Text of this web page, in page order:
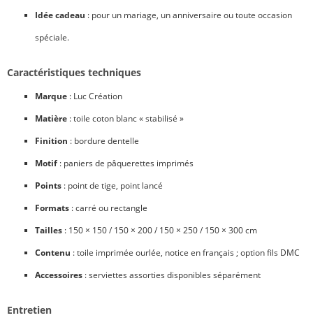
Idée cadeau : pour un mariage, un anniversaire ou toute occasion
spéciale.
Caractéristiques techniques
Marque : Luc Création
Matière : toile coton blanc « stabilisé »
Finition : bordure dentelle
Motif : paniers de pâquerettes imprimés
Points : point de tige, point lancé
Formats : carré ou rectangle
Tailles : 150 × 150 / 150 × 200 / 150 × 250 / 150 × 300 cm
Contenu : toile imprimée ourlée, notice en français ; option fils DMC
Accessoires : serviettes assorties disponibles séparément
Entretien